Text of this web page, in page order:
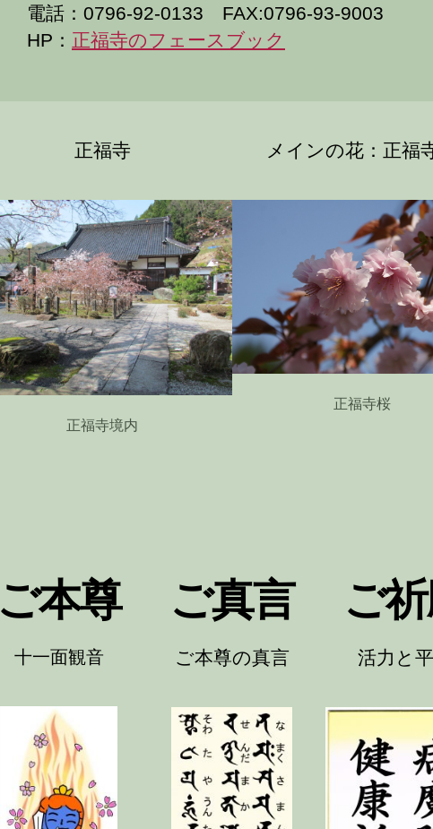
電話：0796-92-0133 FAX:0796-93-9003
HP： 正福寺のフェースブック
正福寺
正福寺境内
メインの花：正福
正福寺桜
ご本尊
十一面観音
ご真言
ご本尊の真言
ご
活力と